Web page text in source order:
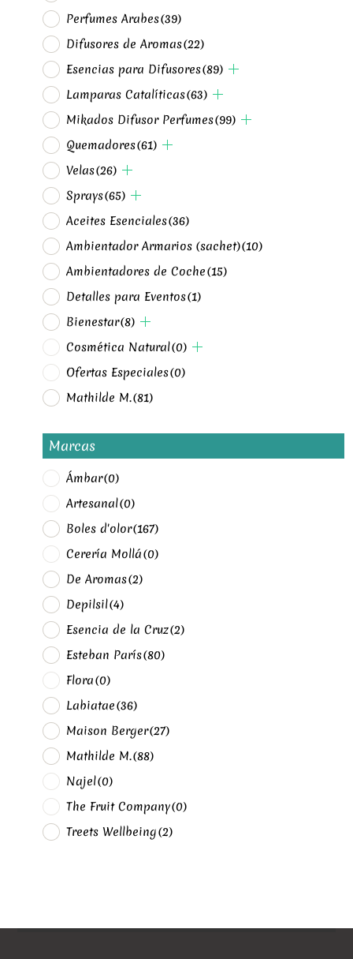
Perfumes Arabes(39)
Difusores de Aromas(22)
Esencias para Difusores(89)
Lamparas Catalíticas(63)
Mikados Difusor Perfumes(99)
Quemadores(61)
Velas(26)
Sprays(65)
Aceites Esenciales(36)
Ambientador Armarios (sachet)(10)
Ambientadores de Coche(15)
Detalles para Eventos(1)
Bienestar(8)
Cosmética Natural(0)
Ofertas Especiales(0)
Mathilde M.(81)
Marcas
Ámbar(0)
Artesanal(0)
Boles d'olor(167)
Cerería Mollá(0)
De Aromas(2)
Depilsil(4)
Esencia de la Cruz(2)
Esteban París(80)
Flora(0)
Labiatae(36)
Maison Berger(27)
Mathilde M.(88)
Najel(0)
The Fruit Company(0)
Treets Wellbeing(2)